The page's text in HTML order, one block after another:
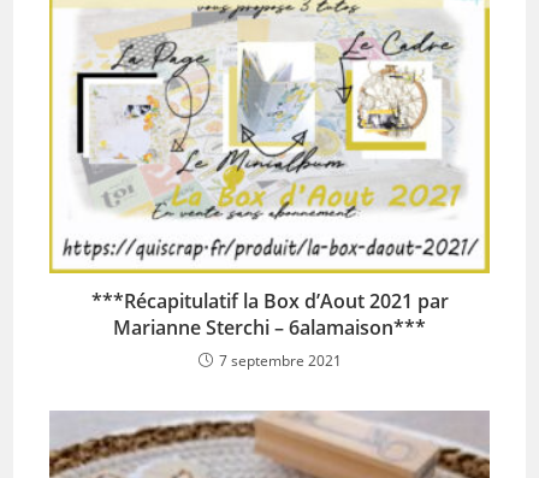
***Récapitulatif la Box d’Aout 2021 par
Marianne Sterchi – 6alamaison***
7 septembre 2021